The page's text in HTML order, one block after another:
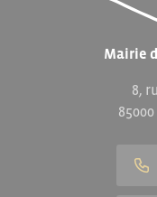
Mairie
8,